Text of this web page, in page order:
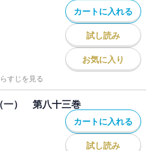
カートに入れる
試し読み
お気に入り
すじを見る
一） 第八十三巻
カートに入れる
試し読み